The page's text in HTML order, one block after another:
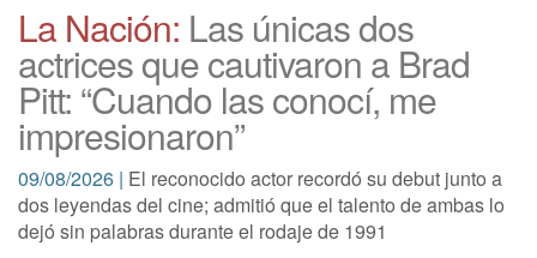
La Nación: Las únicas dos
actrices que cautivaron a Brad
Pitt: “Cuando las conocí, me
impresionaron”
09/08/2026 | El reconocido actor recordó su debut junto a
dos leyendas del cine; admitió que el talento de ambas lo
dejó sin palabras durante el rodaje de 1991